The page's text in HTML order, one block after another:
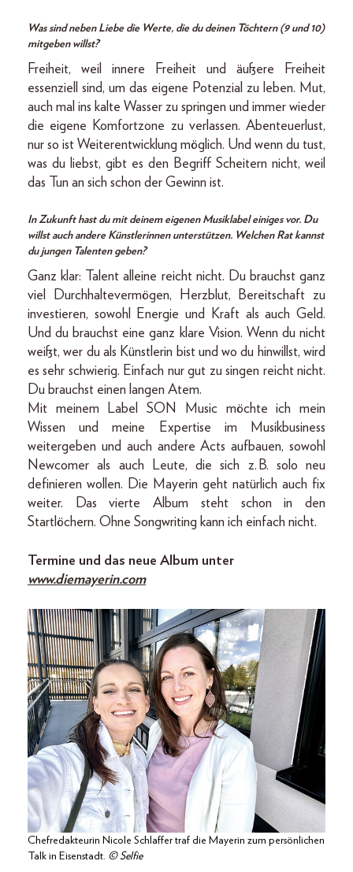
Was sind neben Liebe die Werte, die du deinen Töchtern (9 und 10)
mitgeben willst?
Freiheit, weil innere Freiheit und äußere Freiheit
essenziell sind, um das eigene Potenzial zu leben. Mut,
auch mal ins kalte Wasser zu springen und immer wieder
die eigene Komfortzone zu verlassen. Abenteuerlust,
nur so ist Weiterentwicklung möglich. Und wenn du tust,
was du liebst, gibt es den Begriff Scheitern nicht, weil
das Tun an sich schon der Gewinn ist.
In Zukunft hast du mit deinem eigenen Musiklabel einiges vor. Du
willst auch andere Künstlerinnen unterstützen. Welchen Rat kannst
du jungen Talenten geben?
Ganz klar: Talent alleine reicht nicht. Du brauchst ganz
viel Durchhaltevermögen, Herzblut, Bereitschaft zu
investieren, sowohl Energie und Kraft als auch Geld.
Und du brauchst eine ganz klare Vision. Wenn du nicht
weißt, wer du als Künstlerin bist und wo du hinwillst, wird
es sehr schwierig. Einfach nur gut zu singen reicht nicht.
Du brauchst einen langen Atem.
Mit meinem Label SON Music möchte ich mein
Wissen und meine Expertise im Musikbusiness
weitergeben und auch andere Acts aufbauen, sowohl
Newcomer als auch Leute, die sich z. B. solo neu
definieren wollen. Die Mayerin geht natürlich auch fix
weiter. Das vierte Album steht schon in den
Startlöchern. Ohne Songwriting kann ich einfach nicht.
Termine und das neue Album unter
www.diemayerin.com
Chefredakteurin Nicole Schlaffer traf die Mayerin zum persönlichen
Talk in Eisenstadt. © Selfie